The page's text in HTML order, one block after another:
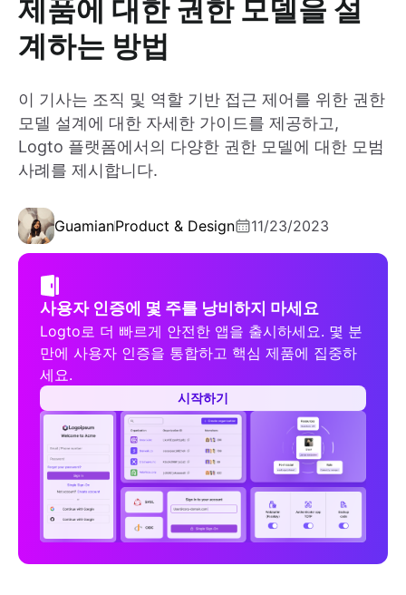
제품에 대한 권한 모델을 설
계하는 방법
이 기사는 조직 및 역할 기반 접근 제어를 위한 권한
모델 설계에 대한 자세한 가이드를 제공하고,
Logto 플랫폼에서의 다양한 권한 모델에 대한 모범
사례를 제시합니다.
GuamianProduct & Design 11/23/2023
사용자 인증에 몇 주를 낭비하지 마세요
Logto로 더 빠르게 안전한 앱을 출시하세요. 몇 분
만에 사용자 인증을 통합하고 핵심 제품에 집중하
세요.
시작하기